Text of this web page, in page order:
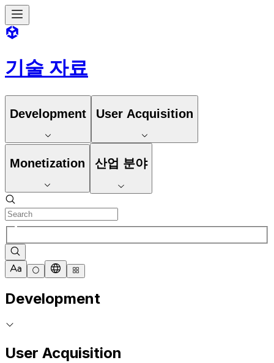
기술 자료
Development User Acquisition
Monetization 산업 분야
Development
User Acquisition